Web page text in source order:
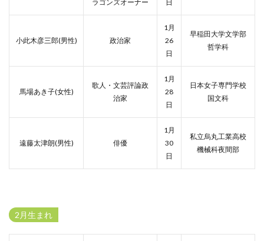
ラゴンズオーナー
日
小此木彦三郎(男性) 政治家
1月
26
日
早稲田大学文学部
哲学科
馬場あき子(女性)
歌人・文芸評論政
治家
1月
28
日
日本女子専門学校
国文科
遠藤太津朗(男性) 俳優
1月
30
日
私立烏丸工業高校
機械科夜間部
2月生まれ